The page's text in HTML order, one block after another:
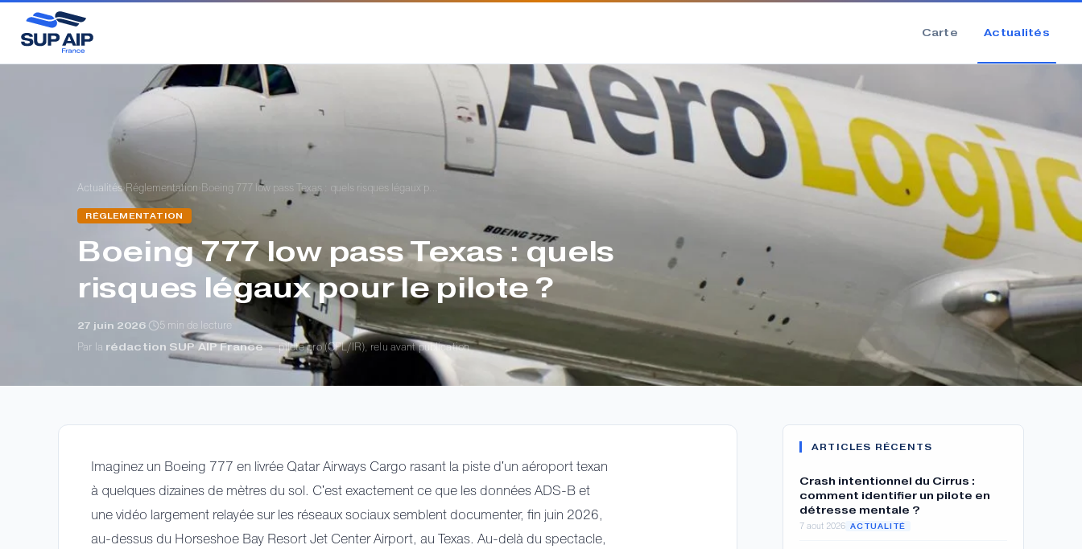
Carte Actualités
Actualités›Réglementation
RÉGLEMENTATION
Boeing 777 low pass Texas : quels
risques légaux pour le pilote ?
27 juin 2026
5 min de lecture
Par la rédaction SUP AIP France— pilote pro (CPL/IR), relu avant publication
Imaginez un Boeing 777 en livrée Qatar Airways Cargo rasant la piste d'un aéroport texan
à quelques dizaines de mètres du sol. C'est exactement ce que les données ADS-B et
une vidéo largement relayée sur les réseaux sociaux semblent documenter, fin juin 2026,
au-dessus du Horseshoe Bay Resort Jet Center Airport, au Texas. Au-delà du spectacle,
ARTICLES RÉCENTS
Crash intentionnel du Cirrus :
comment identifier un pilote en
détresse mentale ?
7 aout 2026 ACTUALITÉ